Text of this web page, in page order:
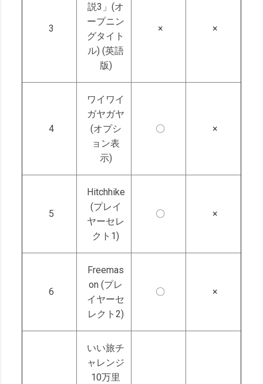
3
説3」(オ
ープニン
グタイト
ル) (英語
版)
× ×
4
ワイワイ
ガヤガヤ
(オプシ
ョン表
示)
〇 ×
5
Hitchhike
(プレイ
ヤーセレ
クト1)
〇 ×
6
Freemas
on (プレ
イヤーセ
レクト2)
〇 ×
いい旅チ
ャレンジ
10万里